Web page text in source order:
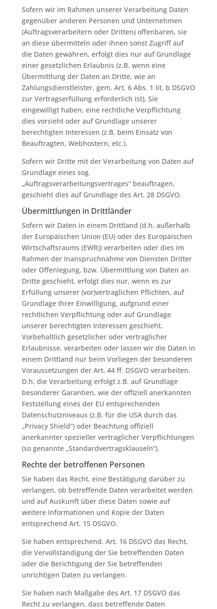
Sofern wir im Rahmen unserer Verarbeitung Daten
gegenüber anderen Personen und Unternehmen
(Auftragsverarbeitern oder Dritten) offenbaren, sie
an diese übermitteln oder ihnen sonst Zugriff auf
die Daten gewähren, erfolgt dies nur auf Grundlage
einer gesetzlichen Erlaubnis (z.B. wenn eine
Übermittlung der Daten an Dritte, wie an
Zahlungsdienstleister, gem. Art. 6 Abs. 1 lit. b DSGVO
zur Vertragserfüllung erforderlich ist), Sie
eingewilligt haben, eine rechtliche Verpflichtung
dies vorsieht oder auf Grundlage unserer
berechtigten Interessen (z.B. beim Einsatz von
Beauftragten, Webhostern, etc.).
Sofern wir Dritte mit der Verarbeitung von Daten auf
Grundlage eines sog.
„Auftragsverarbeitungsvertrages“ beauftragen,
geschieht dies auf Grundlage des Art. 28 DSGVO.
Übermittlungen in Drittländer
Sofern wir Daten in einem Drittland (d.h. außerhalb
der Europäischen Union (EU) oder des Europäischen
Wirtschaftsraums (EWR)) verarbeiten oder dies im
Rahmen der Inanspruchnahme von Diensten Dritter
oder Offenlegung, bzw. Übermittlung von Daten an
Dritte geschieht, erfolgt dies nur, wenn es zur
Erfüllung unserer (vor)vertraglichen Pflichten, auf
Grundlage Ihrer Einwilligung, aufgrund einer
rechtlichen Verpflichtung oder auf Grundlage
unserer berechtigten Interessen geschieht.
Vorbehaltlich gesetzlicher oder vertraglicher
Erlaubnisse, verarbeiten oder lassen wir die Daten in
einem Drittland nur beim Vorliegen der besonderen
Voraussetzungen der Art. 44 ff. DSGVO verarbeiten.
D.h. die Verarbeitung erfolgt z.B. auf Grundlage
besonderer Garantien, wie der offiziell anerkannten
Feststellung eines der EU entsprechenden
Datenschutzniveaus (z.B. für die USA durch das
„Privacy Shield“) oder Beachtung offiziell
anerkannter spezieller vertraglicher Verpflichtungen
(so genannte „Standardvertragsklauseln“).
Rechte der betroffenen Personen
Sie haben das Recht, eine Bestätigung darüber zu
verlangen, ob betreffende Daten verarbeitet werden
und auf Auskunft über diese Daten sowie auf
weitere Informationen und Kopie der Daten
entsprechend Art. 15 DSGVO.
Sie haben entsprechend. Art. 16 DSGVO das Recht,
die Vervollständigung der Sie betreffenden Daten
oder die Berichtigung der Sie betreffenden
unrichtigen Daten zu verlangen.
Sie haben nach Maßgabe des Art. 17 DSGVO das
Recht zu verlangen, dass betreffende Daten